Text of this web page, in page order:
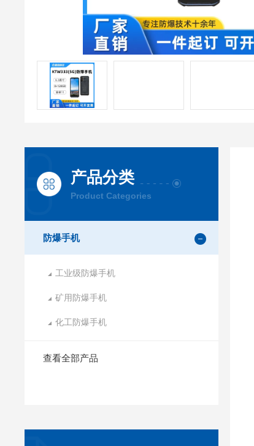
产品分类
Product Categories
防爆手机
工业级防爆手机
矿用防爆手机
化工防爆手机
查看全部产品